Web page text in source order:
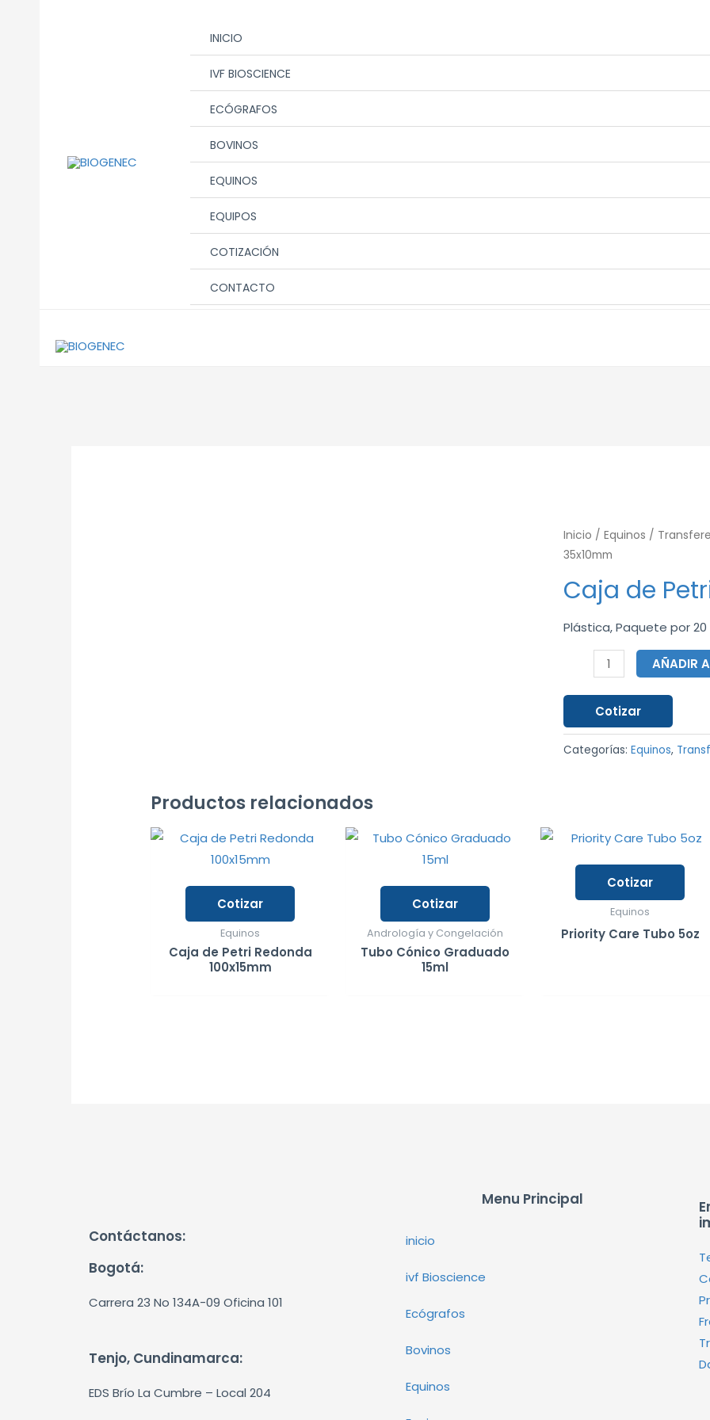
INICIO
IVF BIOSCIENCE
ECÓGRAFOS
BOVINOS
EQUINOS
EQUIPOS
COTIZACIÓN
CONTACTO
Inicio / Equinos /
35x10mm
Caja de
Plástica, Paquete por 20
Caja
de
Petri
35x10mm
cantidad
AÑADIR
Cotizar
Categorías: Equinos,
Productos relacionados
Cotizar
Equinos
Caja de Petri Redonda
100x15mm
Cotizar
Andrología y Congelación
Tubo Cónico Graduado
15ml
Cotizar
Equinos
Priority Care Tubo 5oz
Contáctanos:
Bogotá:
Carrera 23 No 134A-09 Oficina 101
Tenjo, Cundinamarca:
EDS Brío La Cumbre – Local 204
Menu Principal
inicio
ivf Bioscience
Ecógrafos
Bovinos
Equinos